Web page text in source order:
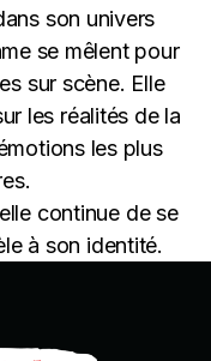
son univers
se mêlent pour
sur scène. Elle
les réalités de la
les plus
continue de se
à son identité.